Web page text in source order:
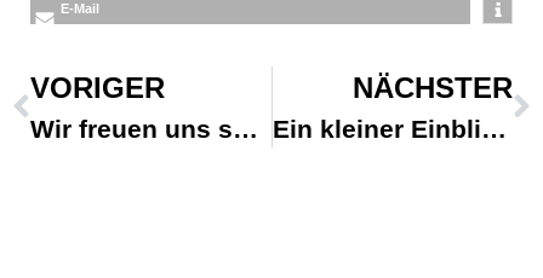
E-Mail
VORIGER
Wir freuen uns schon sehr! Am 2. Mai dür…
NÄCHSTER
Ein kleiner Einblick in unseren gestrige…